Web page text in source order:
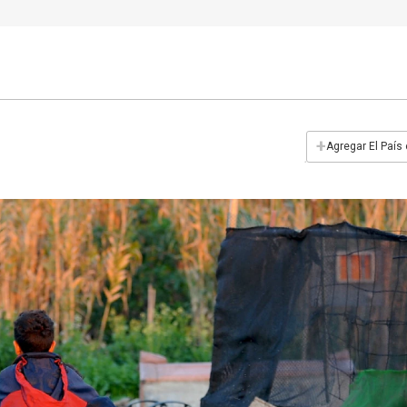
+Agregar El País